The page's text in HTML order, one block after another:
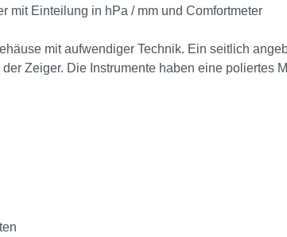
mit Einteilung in hPa / mm und Comfortmeter
mit aufwendiger Technik. Ein seitlich
Zeiger. Die Instrumente haben eine poliertes